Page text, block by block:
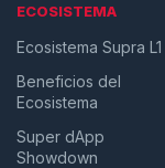
ECOSISTEMA
Ecosistema Supra L1
Beneficios del
Ecosistema
Super dApp
Showdown